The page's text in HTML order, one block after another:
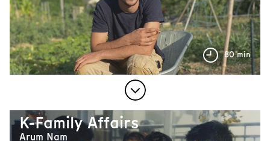
80 min
K-Family Affairs
Arum Nam